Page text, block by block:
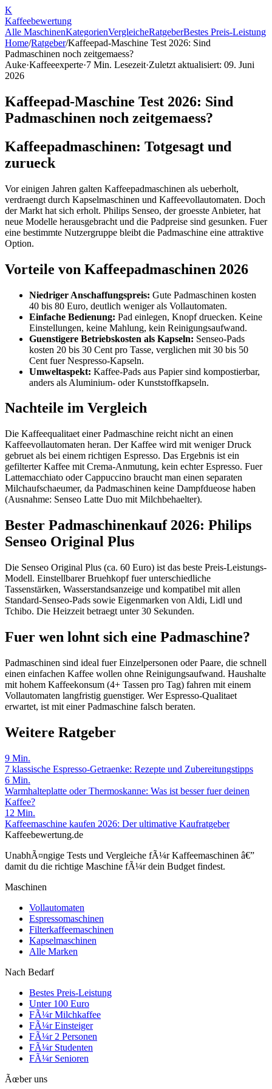
K
Kaffeebewertung
Alle MaschinenKategorienVergleicheRatgeberBestes Preis-Leistung
Home/Ratgeber/Kaffeepad-Maschine Test 2026: Sind
Padmaschinen noch zeitgemaess?
Auke·Kaffeeexperte·7 Min. Lesezeit·Zuletzt aktualisiert: 09. Juni
2026
Kaffeepad-Maschine Test 2026: Sind
Padmaschinen noch zeitgemaess?
Kaffeepadmaschinen: Totgesagt und
zurueck
Vor einigen Jahren galten Kaffeepadmaschinen als ueberholt,
verdraengt durch Kapselmaschinen und Kaffeevollautomaten. Doch
der Markt hat sich erholt. Philips Senseo, der groesste Anbieter, hat
neue Modelle herausgebracht und die Padpreise sind gesunken. Fuer
eine bestimmte Nutzergruppe bleibt die Padmaschine eine attraktive
Option.
Vorteile von Kaffeepadmaschinen 2026
Niedriger Anschaffungspreis: Gute Padmaschinen kosten
40 bis 80 Euro, deutlich weniger als Vollautomaten.
Einfache Bedienung: Pad einlegen, Knopf druecken. Keine
Einstellungen, keine Mahlung, kein Reinigungsaufwand.
Guenstigere Betriebskosten als Kapseln: Senseo-Pads
kosten 20 bis 30 Cent pro Tasse, verglichen mit 30 bis 50
Cent fuer Nespresso-Kapseln.
Umweltaspekt: Kaffee-Pads aus Papier sind kompostierbar,
anders als Aluminium- oder Kunststoffkapseln.
Nachteile im Vergleich
Die Kaffeequalitaet einer Padmaschine reicht nicht an einen
Kaffeevollautomaten heran. Der Kaffee wird mit weniger Druck
gebruet als bei einem richtigen Espresso. Das Ergebnis ist ein
gefilterter Kaffee mit Crema-Anmutung, kein echter Espresso. Fuer
Lattemacchiato oder Cappuccino braucht man einen separaten
Milchaufschaeumer, da Padmaschinen keine Dampfdueose haben
(Ausnahme: Senseo Latte Duo mit Milchbehaelter).
Bester Padmaschinenkauf 2026: Philips
Senseo Original Plus
Die Senseo Original Plus (ca. 60 Euro) ist das beste Preis-Leistungs-
Modell. Einstellbarer Bruehkopf fuer unterschiedliche
Tassenstärken, Wasserstandsanzeige und kompatibel mit allen
Standard-Senseo-Pads sowie Eigenmarken von Aldi, Lidl und
Tchibo. Die Heizzeit betraegt unter 30 Sekunden.
Fuer wen lohnt sich eine Padmaschine?
Padmaschinen sind ideal fuer Einzelpersonen oder Paare, die schnell
einen einfachen Kaffee wollen ohne Reinigungsaufwand. Haushalte
mit hohem Kaffeekonsum (4+ Tassen pro Tag) fahren mit einem
Vollautomaten langfristig guenstiger. Wer Espresso-Qualitaet
erwartet, ist mit einer Padmaschine falsch beraten.
Weitere Ratgeber
9 Min.
7 klassische Espresso-Getraenke: Rezepte und Zubereitungstipps
6 Min.
Warmhalteplatte oder Thermoskanne: Was ist besser fuer deinen
Kaffee?
12 Min.
Kaffeemaschine kaufen 2026: Der ultimative Kaufratgeber
Kaffeebewertung.de
UnabhÃ¤ngige Tests und Vergleiche fÃ¼r Kaffeemaschinen â€”
damit du die richtige Maschine fÃ¼r dein Budget findest.
Maschinen
Vollautomaten
Espressomaschinen
Filterkaffeemaschinen
Kapselmaschinen
Alle Marken
Nach Bedarf
Bestes Preis-Leistung
Unter 100 Euro
FÃ¼r Milchkaffee
FÃ¼r Einsteiger
FÃ¼r 2 Personen
FÃ¼r Studenten
FÃ¼r Senioren
Ãœber uns